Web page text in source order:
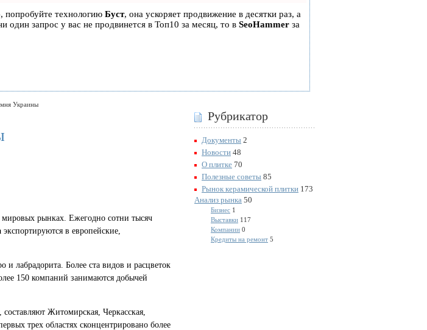
попробуйте технологию Буст, она ускоряет продвижение в десятки раз, а
один запрос у вас не продвинется в Топ10 за месяц, то в SeoHammer за
Украины
рынках. Ежегодно сотни тысяч
экспортируются в европейские,
и лабрадорита. Более ста видов и расцветок
150 компаний занимаются добычей
Житомирская, Черкасская,
трех областях сконцентрировано более
Рубрикатор
Документы 2
Новости 48
О плитке 70
Полезные советы 85
Рынок керамической плитки 173
Анализ рынка 50
Бизнес 1
Выставки 117
Компании 0
Кредиты на ремонт 5